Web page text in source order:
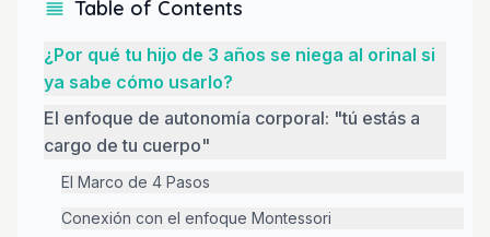
Table of Contents
¿Por qué tu hijo de 3 años se niega al orinal si
ya sabe cómo usarlo?
El enfoque de autonomía corporal: "tú estás a
cargo de tu cuerpo"
El Marco de 4 Pasos
Conexión con el enfoque Montessori